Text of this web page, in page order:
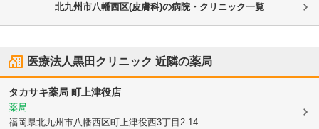
北九州市八幡西区(皮膚科)の病院・クリニック一覧
医療法人黒田クリニック 近隣の薬局
タカサキ薬局 町上津役店
薬局
福岡県北九州市八幡西区町上津役西3丁目2-14